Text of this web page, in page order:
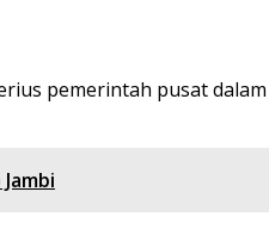
pemerintah pusat